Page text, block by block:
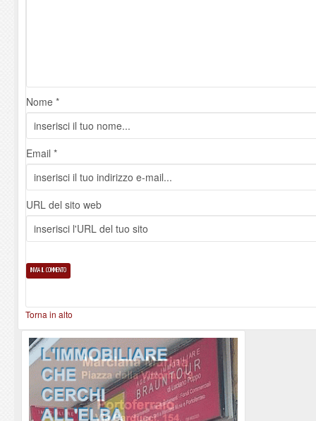
Nome *
Email *
URL del sito web
Torna in alto